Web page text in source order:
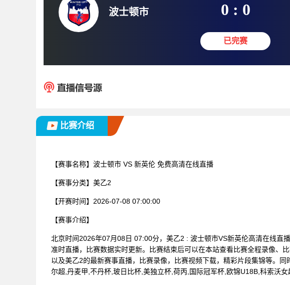
波士顿市 0 : 0
已完赛
比赛介绍
【赛事名称】 波士顿市 VS 新英伦 免费高清在线直播
【赛事分类】 美乙2
【开赛时间】 2026-07-08 07:00:00
【赛事介绍】
北京时间2026年07月08日 07:00分，美乙2 : 波士顿市VS新英伦高清在线直
准时直播，比赛数据实时更新。比赛结束后可以在本站查看比赛全程录像、
以及美乙2的最新赛事直播，比赛录像，比赛视频下载，精彩片段集锦等。
尔超,丹麦甲,不丹杯,玻日比杯,美独立杯,荷丙,国际冠军杯,欧锦U18B,科索沃女